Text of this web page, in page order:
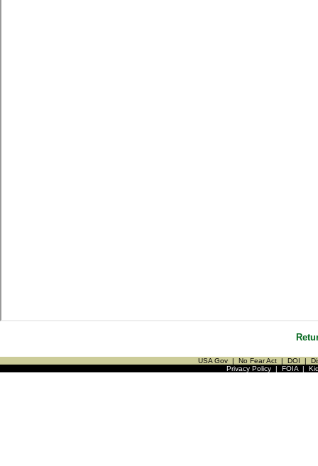
USA Gov | No Fear Act | DOI |
Privacy Policy| FOIA|